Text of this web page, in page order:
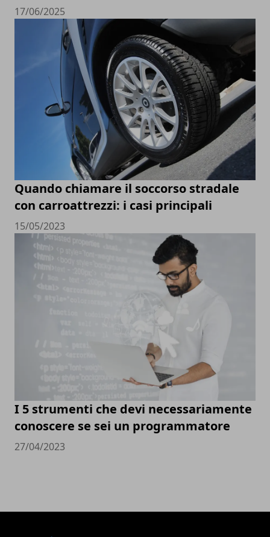
17/06/2025
Quando chiamare il soccorso stradale
con carroattrezzi: i casi principali
15/05/2023
I 5 strumenti che devi necessariamente
conoscere se sei un programmatore
27/04/2023